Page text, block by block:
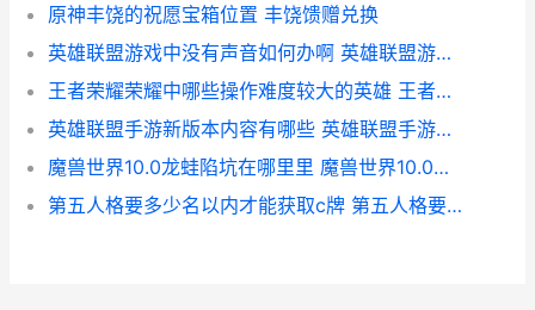
原神丰饶的祝愿宝箱位置 丰饶馈赠兑换
英雄联盟游戏中没有声音如何办啊 英雄联盟游戏中怎么回复好友私聊
王者荣耀荣耀中哪些操作难度较大的英雄 王者荣耀荣耀中国节联动宣传图官网
英雄联盟手游新版本内容有哪些 英雄联盟手游新版本内容介绍
魔兽世界10.0龙蛙陷坑在哪里里 魔兽世界10.0龙洞发生器三角测量坐标在哪里
第五人格要多少名以内才能获取c牌 第五人格要多少内存才能玩